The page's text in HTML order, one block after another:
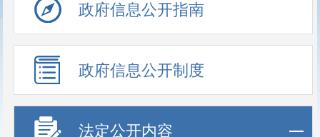
政府信息公开指南
政府信息公开制度
法定公开内容